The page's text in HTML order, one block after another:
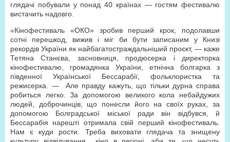
глядачі побували у понад 40 країнах — гостям фестивалю
вистачить надовго.
«Кінофестиваль «ОКО» зробив перший крок, подолавши
сотні перешкод, вижив і міг би бути записаним у Книзі
рекордів України як найбагатостраждальніший проєкт, — каже
Тетяна Станєва, засновниця, продюсерка і директорка
кінофестивалю, громадянка України, етнічна болгарка з
південної Української Бессарабії, фольклористка та
режисерка. — Але правду кажуть, що тільки дурна справа
робиться легко. За допомогою великого кола небайдужих
людей, доброчинців, що понесли його на своїх руках, за
допомогою Болградської міської ради він відбувся, й
Бессарабія нарешті отримала свій перший кінофестиваль.
Нам є куди рости. Треба виховати глядача та знищену